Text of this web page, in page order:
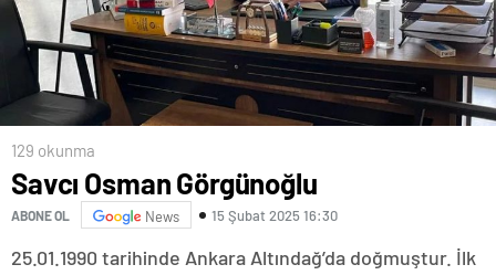
129 okunma
Savcı Osman Görgünoğlu
ABONE OL News 15 Şubat 2025 16:30
25.01.1990 tarihinde Ankara Altındağ’da doğmuştur. İlk